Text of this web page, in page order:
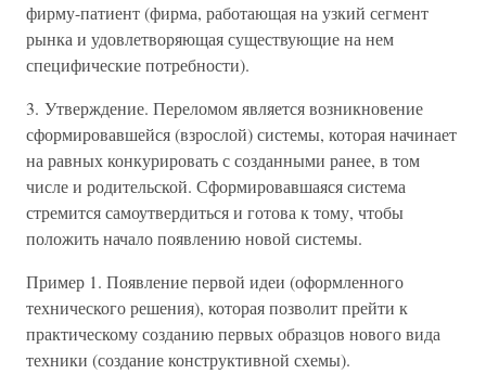
фирму-патиент (фирма, работающая на узкий сегмент
рынка и удовлетворяющая существующие на нем
специфические потребности).
3. Утверждение. Переломом является возникновение
сформировавшейся (взрослой) системы, которая начинает
на равных конкурировать с созданными ранее, в том
числе и родительской. Сформировавшаяся система
стремится самоутвердиться и готова к тому, чтобы
положить начало появлению новой системы.
Пример 1. Появление первой идеи (оформленного
технического решения), которая позволит прейти к
практическому созданию первых образцов нового вида
техники (создание конструктивной схемы).